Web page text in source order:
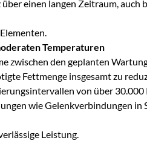
einen langen Zeitraum, auch
Temperaturen
zwischen den geplanten
Fettmenge insgesamt zu
von über 30.000
wie Gelenkverbindungen in
Leistung.